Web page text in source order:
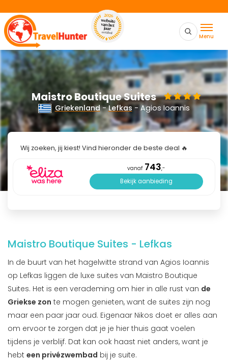
Menu
Maistro Boutique Suites
Griekenland-Lefkas- Agios Ioannis
Wij zoeken, jij kiest! Vind hieronder de beste deal 🔥
vanaf 743,-
Bekijk aanbieding
Maistro Boutique Suites - Lefkas
In de buurt van het hagelwitte strand van Agios Ioannis
op Lefkas liggen de luxe suites van Maistro Boutique
Suites. Het is een verademing om hier in alle rust van de
Griekse zon te mogen genieten, want de suites zijn nog
maar een paar jaar oud. Eigenaar Nikos doet er alles aan
om ervoor te zorgen dat je je hier thuis gaat voelen
tijdens je verblijf. Dat kan ook haast niet anders, want je
hebt een privézwembad bij je suite.